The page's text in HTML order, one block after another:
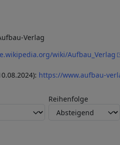
Verlag
wiki/Aufbau_Verlag
https://www.aufbau-
Reihenfolge